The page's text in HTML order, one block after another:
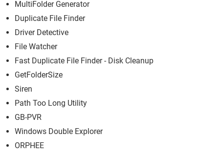
MultiFolder Generator
Duplicate File Finder
Driver Detective
File Watcher
Fast Duplicate File Finder - Disk Cleanup
GetFolderSize
Siren
Path Too Long Utility
GB-PVR
Windows Double Explorer
ORPHEE